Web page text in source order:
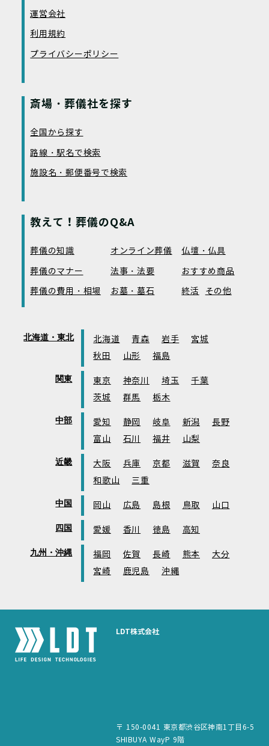
運営会社
利用規約
プライバシーポリシー
斎場・葬儀社を探す
全国から探す
路線・駅名で検索
施設名・郵便番号で検索
教えて！葬儀のQ&A
葬儀の知識 オンライン葬儀
仏壇・仏具
葬儀のマナー
法事・法要
おすすめ商品
葬儀の費用・相場
お墓・墓石 終活 その他
北海道・東北 北海道 青森 岩手
宮城
秋田
山形 福島
関東 東京 神奈川 埼玉
千葉
茨城
群馬 栃木
中部 愛知 静岡 岐阜 新潟
長野
富山
石川 福井 山梨
近畿 大阪 兵庫 京都 滋賀
奈良
和歌山
三重
中国 岡山 広島 島根 鳥取 山口
四国 愛媛 香川 徳島 高知
九州・沖縄 福岡 佐賀 長崎 熊本
大分
宮崎
鹿児島 沖縄
LDT株式会社
〒 150-0041 東京都渋谷区神南1丁目6-5
SHIBUYA WayP 9階